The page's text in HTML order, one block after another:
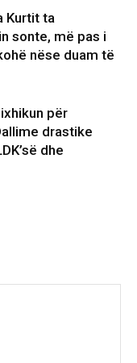
Kurtit ta
sonte, më pas i
nëse duam të
për
drastike
dhe